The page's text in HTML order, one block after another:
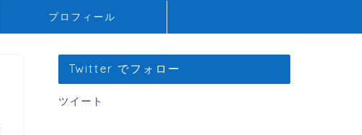
プロフィール
Twitter でフォロー
ツイート